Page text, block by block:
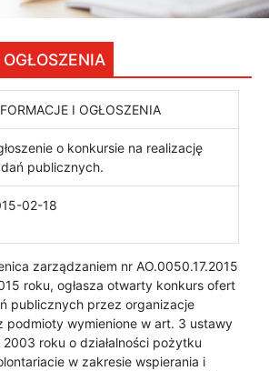
I OGŁOSZENIA
o konkursie na realizację
publicznych.
02-18
zarządzaniem nr AO.0050.17.2015
roku, ogłasza otwarty konkurs ofert
publicznych przez organizacje
podmioty wymienione w art. 3 ustawy
roku o działalności pożytku
w zakresie wspierania i